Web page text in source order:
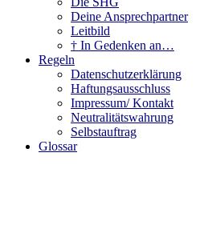
Deine Ansprechpartner
Leitbild
† In Gedenken an…
Regeln
Datenschutzerklärung
Haftungsausschluss
Impressum/ Kontakt
Neutralitätswahrung
Selbstauftrag
Glossar